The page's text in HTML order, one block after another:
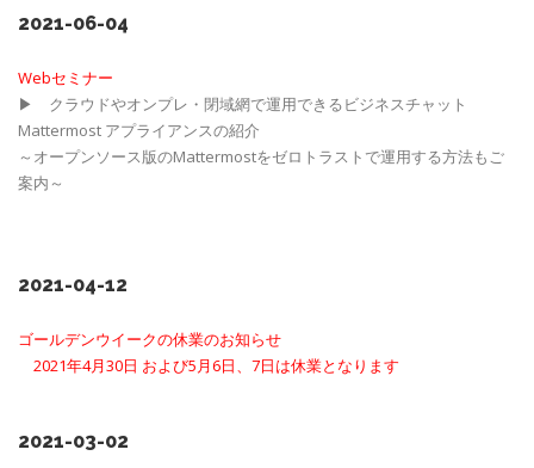
2021-06-04
Webセミナー
▶ クラウドやオンプレ・閉域網で運用できるビジネスチャット
Mattermost アプライアンスの紹介
～オープンソース版のMattermostをゼロトラストで運用する方法もご
案内～
2021-04-12
ゴールデンウイークの休業のお知らせ
2021年4月30日 および5月6日、7日は休業となります
2021-03-02